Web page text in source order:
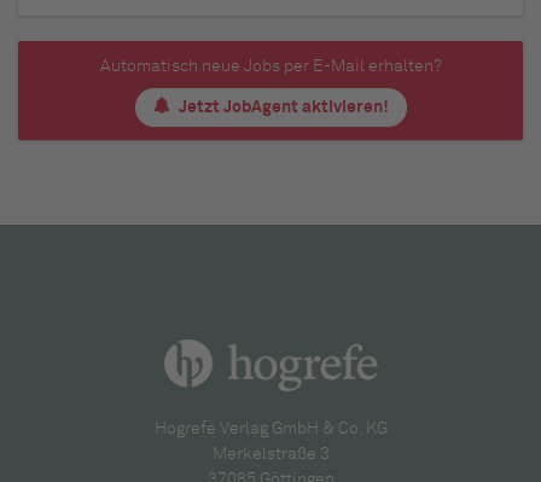
Automatisch neue Jobs per E-Mail erhalten?
Jetzt JobAgent aktivieren!
Hogrefe Verlag GmbH & Co. KG
Merkelstraße 3